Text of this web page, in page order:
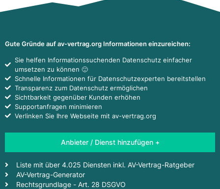
Gute Gründe auf av-vertrag.org Informationen einzureichen:
Sie helfen Informationssuchenden Datenschutz einfacher
umsetzen zu können 🙂
Schnelle Informationen für Datenschutzexperten bereitstellen
Transparenz zum Datenschutz ermöglichen
Sichtbarkeit gegenüber Kunden erhöhen
Supportanfragen minimieren
Verlinken Sie Ihre Webseite mit av-vertrag.org
Anbieter / Dienst hinzufügen +
Liste mit über 4.025 Diensten inkl. AV-Vertrag-Ratgeber
AV-Vertrag-Generator
Rechtsgrundlage - Art. 28 DSGVO